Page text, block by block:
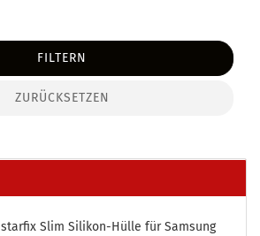
FILTERN
ZURÜCKSETZEN
star­fix Slim Silikon-​Hülle für Sam­sung